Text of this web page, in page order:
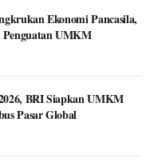
Ekonomi Pancasila,
UMKM
BRI Siapkan UMKM
Pasar Global